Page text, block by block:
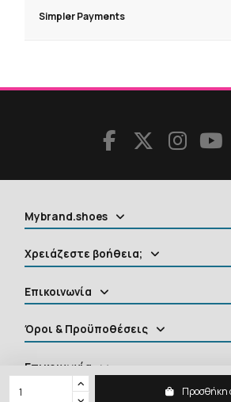
Προσθήκη
Simpler Payments
Mybrand.shoes
Χρειάζεστε βοήθεια;
Επικοινωνία
Όροι & Προϋποθέσεις
Επικοινωνία